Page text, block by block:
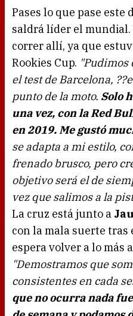
Pases lo que pase este
saldrá líder el mundial.
correr allí, ya que
Rookies Cup. "Pudimos
el test de Barcelona,
punto de la moto. Solo
una vez, con la Red
en 2019. Me gustó
se adapta a mi estilo,
frenado brusco, pero
objetivo será el de
vez que salimos a la
La cruz está junto a
con la mala suerte tras
espera volver a lo más
"Demostramos que
consistentes en cada
que no ocurra nada